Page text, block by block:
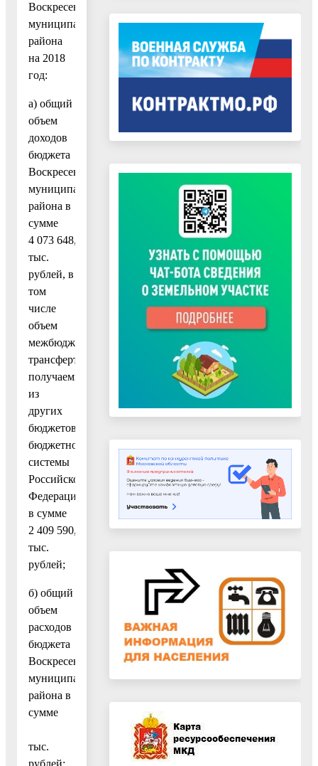
Воскресенского
муниципального
района
на 2018
год:
а) общий
объем
доходов
бюджета
Воскресенского
муниципального
района в
сумме
4 073 648,8
тыс.
рублей, в
том
числе
объем
межбюджетных
трансфертов,
получаемых
из
других
бюджетов
бюджетной
системы
Российской
Федерации
в сумме
2 409 590,6
тыс.
рублей;
б) общий
объем
расходов
бюджета
Воскресенского
муниципального
района в
сумме
тыс.
рублей;